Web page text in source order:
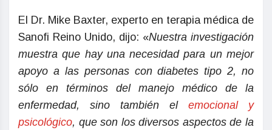
El Dr. Mike Baxter, experto en terapia médica de
Sanofi Reino Unido, dijo: «Nuestra investigación
muestra que hay una necesidad para un mejor
apoyo a las personas con diabetes tipo 2, no
sólo en términos del manejo médico de la
enfermedad, sino también elemocional y
psicológico, que son los diversos aspectos de la